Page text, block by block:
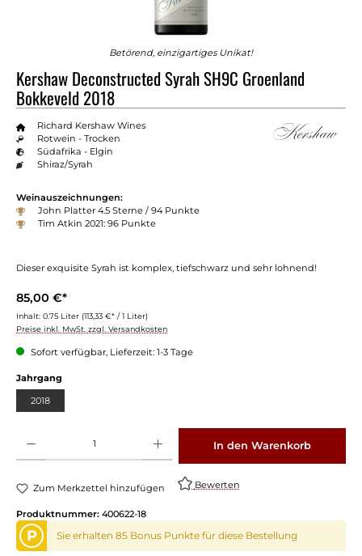
Betörend, einzigartiges Unikat!
Kershaw Deconstructed Syrah SH9C Groenland
Bokkeveld 2018
Richard Kershaw Wines
Rotwein - Trocken
Südafrika - Elgin
Shiraz/Syrah
Weinauszeichnungen:
John Platter 4.5 Sterne / 94 Punkte
Tim Atkin 2021: 96 Punkte
Dieser exquisite Syrah ist komplex, tiefschwarz und sehr lohnend!
85,00 €*
Inhalt: 0.75 Liter (113,33 €* / 1 Liter)
Preise inkl. MwSt. zzgl. Versandkosten
Sofort verfügbar, Lieferzeit: 1-3 Tage
Jahrgang
2018
In den Warenkorb
Zum Merkzettel hinzufügen Bewerten
Produktnummer: 400622-18
P Sie erhalten 85 Bonus Punkte für diese Bestellung